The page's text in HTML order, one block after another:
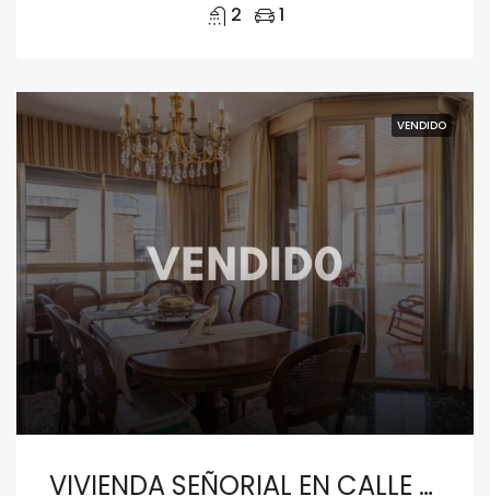
2 1
VENDIDO
VIVIENDA SEÑORIAL EN CALLE DOCTOR MOLINER DE VALENCIA